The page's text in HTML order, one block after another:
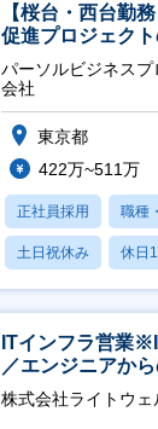
【桜台・西台勤
促進プロジェク
パーソルビジネス
会社
東京都
422万~511万
正社員採用 職種
土日祝休み 休日
産休・育休あり
ITインフラ営業
／エンジニアか
ジ可※【週3～4日
株式会社ライトウェ